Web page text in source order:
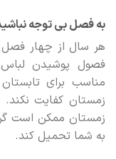
به فصل بی توجه
هر سال از چهار
فصول پوشیدن
مناسب برای
زمستان کفایت
زمستان ممکن است
به شما تحمیل کند.